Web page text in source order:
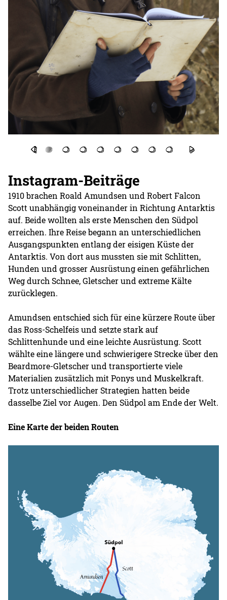
Instagram-Beiträge
1910 brachen Roald Amundsen und Robert Falcon
Scott unabhängig voneinander in Richtung Antarktis
auf. Beide wollten als erste Menschen den Südpol
erreichen. Ihre Reise begann an unterschiedlichen
Ausgangspunkten entlang der eisigen Küste der
Antarktis. Von dort aus mussten sie mit Schlitten,
Hunden und grosser Ausrüstung einen gefährlichen
Weg durch Schnee, Gletscher und extreme Kälte
zurücklegen.
Amundsen entschied sich für eine kürzere Route über
das Ross-Schelfeis und setzte stark auf
Schlittenhunde und eine leichte Ausrüstung. Scott
wählte eine längere und schwierigere Strecke über den
Beardmore-Gletscher und transportierte viele
Materialien zusätzlich mit Ponys und Muskelkraft.
Trotz unterschiedlicher Strategien hatten beide
dasselbe Ziel vor Augen. Den Südpol am Ende der Welt.
Eine Karte der beiden Routen